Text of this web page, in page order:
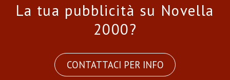
La tua pubblicità su Novella
2000?
CONTATTACI PER INFO